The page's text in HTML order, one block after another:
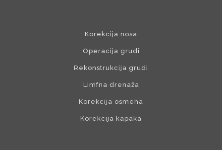
Korekcija nosa
Operacija grudi
Rekonstrukcija grudi
Limfna drenaža
Korekcija osmeha
Korekcija kapaka